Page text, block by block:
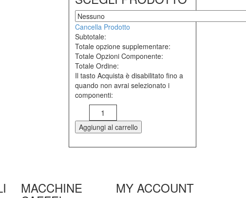
Cancella Prodotto
Subtotale:
Totale opzione supplementare:
Totale Opzioni Componente:
Totale Ordine:
Il tasto Acquista è disabilitato fino a
quando non avrai selezionato i
componenti:
Aggiungi al carrello
MACCHINE MY ACCOUNT